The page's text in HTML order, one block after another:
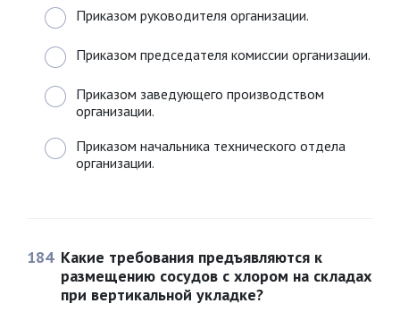
Приказом руководителя организации.
Приказом председателя комиссии организации.
Приказом заведующего производством
организации.
Приказом начальника технического отдела
организации.
184 Какие требования предъявляются к
размещению сосудов с хлором на складах
при вертикальной укладке?